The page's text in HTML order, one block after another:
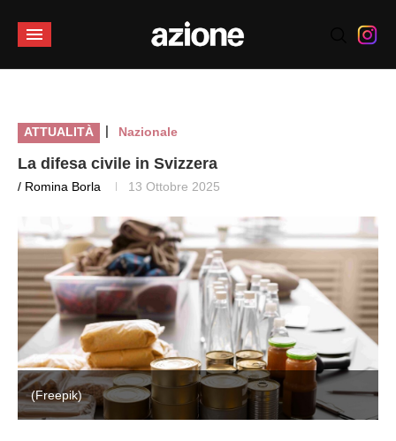
ATTUALITÀ | Nazionale
La difesa civile in Svizzera
/ Romina Borla 13 Ottobre 2025
(Freepik)